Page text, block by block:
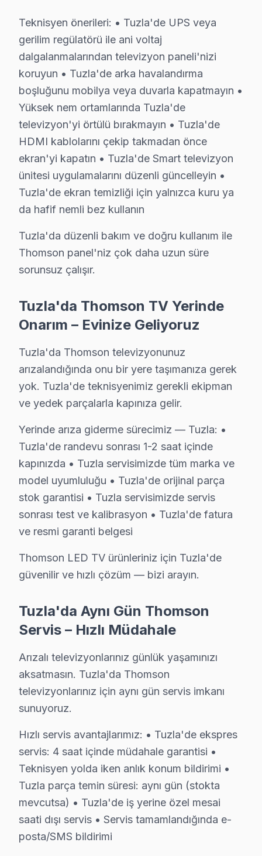
Arızalı televizyonlarınız günlük yaşamınızı
Hızlı servis avantajlarımız:
• Tuzla'de ekspres servis: 4 saat içinde müdahale
• Teknisyen yolda iken anlık konum bildirimi
• Tuzla parça temin süresi: aynı gün (stokta
• Tuzla'de iş yerine özel mesai saati dışı servis
• Servis tamamlandığında e-posta/SMS bildirimi
Tuzla'da Thomson televizyon paneli arızalarınız için
Thomson TV Duvar Montajı – Tuzla
Tuzla'da satın aldığınız Thomson televizyonun
Kurulum sürecimiz:
• Tuzla'de ekran duvar askısı montajı (sabit, eğimli,
• Tuzla servisimizde gizli kablo düzeni ve kanal
• Tuzla'de Smart televizyon ünitesi ağ
• Tuzla servisimizde ekran kalibrasyon ve görüntü
Tuzla Thomson TV Servis Fiyatları 2025 –
Tuzla'de Thomson LED TV tamir maliyetini merak
• LED backlight tamiri: ₺500 – ₺2.000
• Yazılım güncelleme ve hata giderme: ₺200 – ₺500
• T-Con kartı değişimi: ₺350 – ₺900
• Panel (ekran) değişimi: ₺1.500 – ₺8.000 (boyut ve
• Güç kartı (power board) tamiri: ₺400 – ₺1.200
• Kapasitör değişimi (anakart): ₺250 – ₺600
• Anakart tamiri/değişimi: ₺500 – ₺1.800
Tuzla'de fiyata dahil olanlar:
• İşçilik maliyeti
• 2 yıl garanti (parça + işçilik)
• Sigortalı taşıma (gerekirse)
Tuzla'da Thomson görüntüleme sistemi için fiyat
Thomson Parça Kalitesi – Tuzla Servisimizde
Tuzla Thomson TV Teknik Destek
Tuzla'de Thomson TV sahiplerine sunduğumuz
LED/LCD Panel ve Ekran Onarımı: Renk
Kart Düzeyinde Arıza giderme: Ana kart, güç kartı
Smart TV Platform Sorunları: TV ve Reparasyon
Port ve Bağlantı Tamiri: HDMI, USB ve optik ses
Teknisyen önerileri: • Tuzla'de UPS veya
gerilim regülatörü ile ani voltaj
dalgalanmalarından televizyon paneli'nizi
koruyun • Tuzla'de arka havalandırma
boşluğunu mobilya veya duvarla kapatmayın •
Yüksek nem ortamlarında Tuzla'de
televizyon'yi örtülü bırakmayın • Tuzla'de
HDMI kablolarını çekip takmadan önce
ekran'yi kapatın • Tuzla'de Smart televizyon
ünitesi uygulamalarını düzenli güncelleyin •
Tuzla'de ekran temizliği için yalnızca kuru ya
da hafif nemli bez kullanın
Tuzla'da düzenli bakım ve doğru kullanım ile
Thomson panel'niz çok daha uzun süre
sorunsuz çalışır.
Tuzla'da Thomson TV Yerinde
Onarım – Evinize Geliyoruz
Tuzla'da Thomson televizyonunuz
arızalandığında onu bir yere taşımanıza gerek
yok. Tuzla'de teknisyenimiz gerekli ekipman
ve yedek parçalarla kapınıza gelir.
Yerinde arıza giderme sürecimiz — Tuzla: •
Tuzla'de randevu sonrası 1-2 saat içinde
kapınızda • Tuzla servisimizde tüm marka ve
model uyumluluğu • Tuzla'de orijinal parça
stok garantisi • Tuzla servisimizde servis
sonrası test ve kalibrasyon • Tuzla'de fatura
ve resmi garanti belgesi
Thomson LED TV ürünleriniz için Tuzla'de
güvenilir ve hızlı çözüm — bizi arayın.
Tuzla'da Aynı Gün Thomson
Servis – Hızlı Müdahale
Arızalı televizyonlarınız günlük yaşamınızı
aksatmasın. Tuzla'da Thomson
televizyonlarınız için aynı gün servis imkanı
sunuyoruz.
Hızlı servis avantajlarımız: • Tuzla'de ekspres
servis: 4 saat içinde müdahale garantisi •
Teknisyen yolda iken anlık konum bildirimi •
Tuzla parça temin süresi: aynı gün (stokta
mevcutsa) • Tuzla'de iş yerine özel mesai
saati dışı servis • Servis tamamlandığında e-
posta/SMS bildirimi